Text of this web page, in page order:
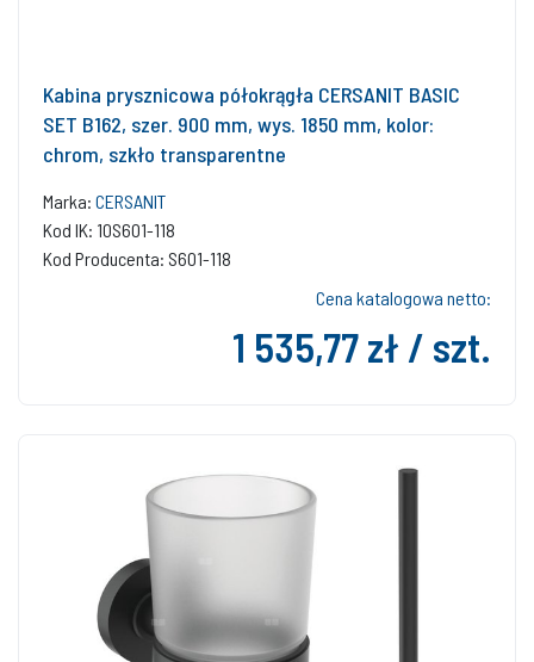
Kabina prysznicowa półokrągła CERSANIT BASIC
SET B162, szer. 900 mm, wys. 1850 mm, kolor:
chrom, szkło transparentne
Marka: CERSANIT
Kod IK: 10S601-118
Kod Producenta: S601-118
Cena katalogowa netto:
1 535,77 zł / szt.